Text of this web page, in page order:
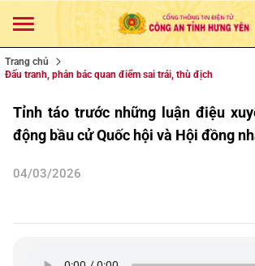
Trang chủ
Đấu tranh, phản bác quan điểm sai trái, thù địch
Tỉnh táo trước những luận điệu
động bầu cử Quốc hội và Hội đồng
04/03/2026